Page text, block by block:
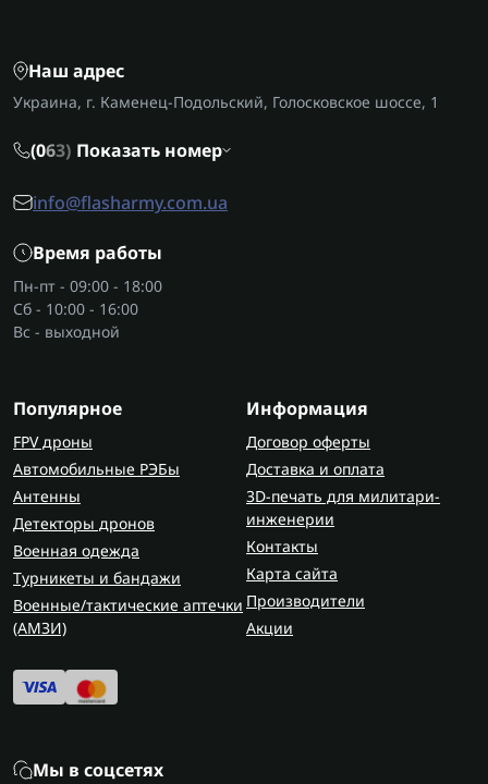
Наш адрес
Украина, г. Каменец-Подольский, Голосковское шоссе, 1
(063) Показать номер
info@flasharmy.com.ua
Время работы
Пн-пт - 09:00 - 18:00
Сб - 10:00 - 16:00
Вс - выходной
Популярное
FPV дроны
Автомобильные РЭБы
Антенны
Детекторы дронов
Военная одежда
Турникеты и бандажи
Военные/тактические аптечки
(AMЗИ)
Информация
Договор оферты
Доставка и оплата
3D-печать для милитари-
инженерии
Контакты
Карта сайта
Производители
Акции
Мы в соцсетях